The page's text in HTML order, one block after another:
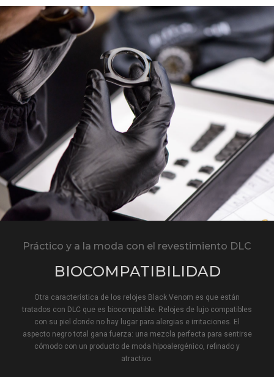
Práctico y a la moda con el revestimiento DLC
BIOCOMPATIBILIDAD
Otra característica de los relojes Black Venom es que están
tratados con DLC que es biocompatible. Relojes de lujo compatibles
con su piel donde no hay lugar para alergias e irritaciones. El
aspecto negro total gana fuerza: una mezcla perfecta para sentirse
cómodo con un producto de moda hipoalergénico, refinado y
atractivo.